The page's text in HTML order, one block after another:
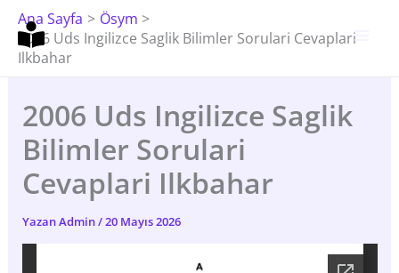
İçeriğe
Atla
Ana Sayfa
Ösym
2006 Uds Ingilizce Saglik Bilimler Sorulari Cevaplari
Ilkbahar
2006 Uds Ingilizce Saglik
Bilimler Sorulari
Cevaplari Ilkbahar
YazanAdmin/20 Mayıs 2026